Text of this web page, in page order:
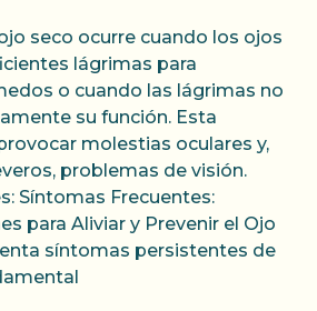
seco ocurre cuando los ojos
lágrimas para
o cuando las lágrimas no
su función. Esta
molestias oculares y,
problemas de visión.
Síntomas Frecuentes:
para Aliviar y Prevenir el Ojo
síntomas persistentes de